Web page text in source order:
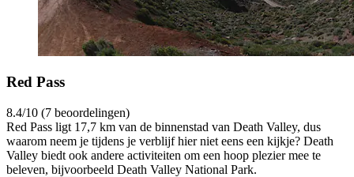
Red Pass
8.4/10 (7 beoordelingen)
Red Pass ligt 17,7 km van de binnenstad van Death Valley, dus
waarom neem je tijdens je verblijf hier niet eens een kijkje? Death
Valley biedt ook andere activiteiten om een hoop plezier mee te
beleven, bijvoorbeeld Death Valley National Park.